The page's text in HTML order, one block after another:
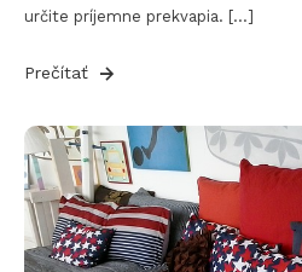
určite príjemne prekvapia. […]
Prečítať